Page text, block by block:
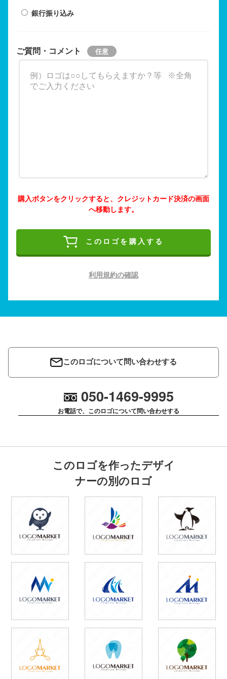
銀行振り込み
ご質問・コメント
購入ボタンをクリックすると、クレジットカード決済の画面
へ移動します。
このロゴを購入する
利用規約の確認
このロゴについて問い合わせする
050-1469-9995
お電話で、このロゴについて問い合わせする
このロゴを作ったデザイ
ナーの別のロゴ